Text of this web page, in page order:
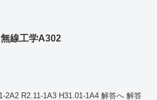
無線工学A302